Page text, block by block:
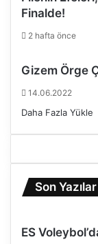
Finalde!
2 hafta önce
Gizem Örge
14.06.2022
Daha Fazla Yükle
Son Yazılar
ES